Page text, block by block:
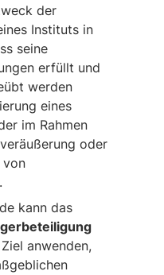
der
Instituts in
seine
erfüllt und
werden
eines
im Rahmen
oder
von
kann das
anwenden,